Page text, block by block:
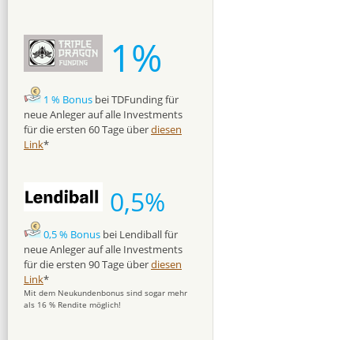
1%
1 % Bonus bei TDFunding für
neue Anleger auf alle Investments
für die ersten 60 Tage überdiesen
Link*
0,5%
0,5 % Bonus bei Lendiball für
neue Anleger auf alle Investments
für die ersten 90 Tage überdiesen
Link*
Mit dem Neukundenbonus sind sogar mehr
als 16 % Rendite möglich!